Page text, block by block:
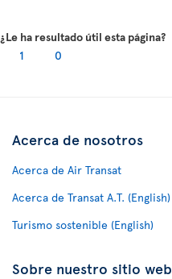
¿Le ha resultado útil esta página?
1
0
Acerca de nosotros
Acerca de Air Transat
Acerca de Transat A.T. (English)
Turismo sostenible (English)
Sobre nuestro sitio web